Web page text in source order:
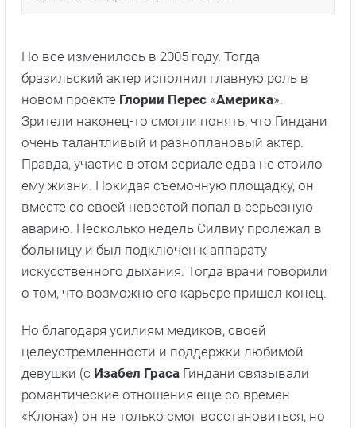
Но все изменилось в 2005 году. Тогда
бразильский актер исполнил главную роль в
новом проекте Глории Перес «Америка».
Зрители наконец-то смогли понять, что Гиндани
очень талантливый и разноплановый актер.
Правда, участие в этом сериале едва не стоило
ему жизни. Покидая съемочную площадку, он
вместе со своей невестой попал в серьезную
аварию. Несколько недель Силвиу пролежал в
больницу и был подключен к аппарату
искусственного дыхания. Тогда врачи говорили
о том, что возможно его карьере пришел конец.
Но благодаря усилиям медиков, своей
целеустремленности и поддержки любимой
девушки (с Изабел Граса Гиндани связывали
романтические отношения еще со времен
«Клона») он не только смог восстановиться, но